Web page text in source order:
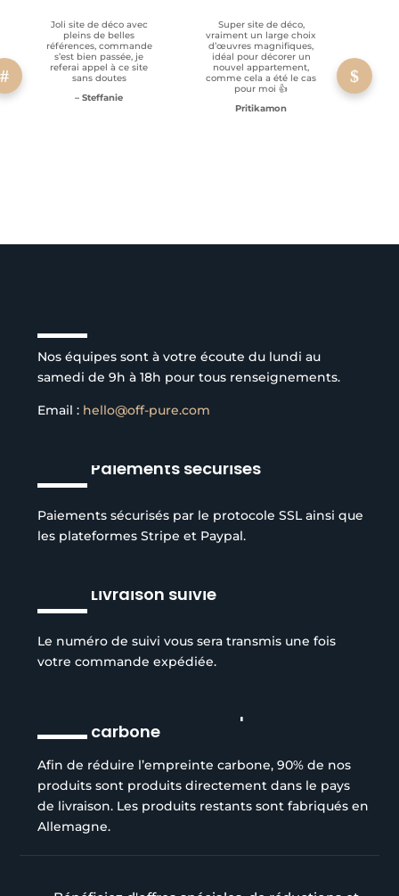
Joli site de déco avec
pleins de belles
références, commande
s’est bien passée, je
referai appel à ce site
sans doutes
– Steffanie
Super site de déco,
vraiment un large choix
d’œuvres magnifiques,
idéal pour décorer un
nouvel appartement,
comme cela a été le cas
pour moi 👍
Pritikamon
Nos équipes sont à votre écoute du lundi au
samedi de 9h à 18h pour tous renseignements.
Email : hello@off-pure.com
Paiements sécurisés
Paiements sécurisés par le protocole SSL ainsi que
les plateformes Stripe et Paypal.
Livraison suivie
Le numéro de suivi vous sera transmis une fois
votre commande expédiée.
Réduction de l’empreinte
carbone
Afin de réduire l’empreinte carbone, 90% de nos
produits sont produits directement dans le pays
de livraison. Les produits restants sont fabriqués en
Allemagne.